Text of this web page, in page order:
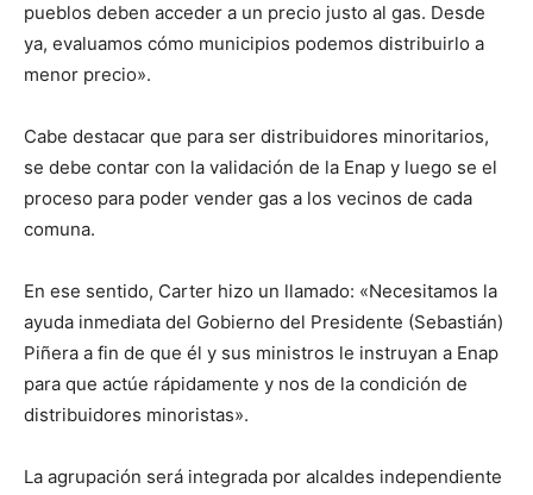
pueblos deben acceder a un precio justo al gas. Desde
ya, evaluamos cómo municipios podemos distribuirlo a
menor precio».
Cabe destacar que para ser distribuidores minoritarios,
se debe contar con la validación de la Enap y luego se el
proceso para poder vender gas a los vecinos de cada
comuna.
En ese sentido, Carter hizo un llamado: «Necesitamos la
ayuda inmediata del Gobierno del Presidente (Sebastián)
Piñera a fin de que él y sus ministros le instruyan a Enap
para que actúe rápidamente y nos de la condición de
distribuidores minoristas».
La agrupación será integrada por alcaldes independiente